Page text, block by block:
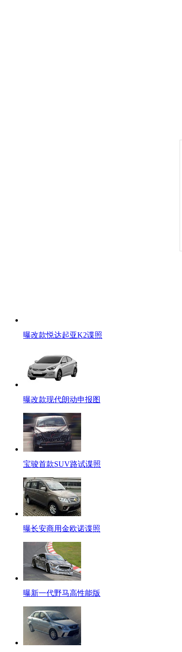
曝改款悦达起亚K2谍照
曝改款现代朗动申报图
宝骏首款SUV路试谍照
曝长安商用金欧诺谍照
曝新一代野马高性能版